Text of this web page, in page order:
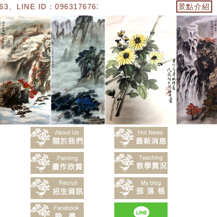
LINE ID：0963176763】「陳嬿卉水墨畫」 景點介紹